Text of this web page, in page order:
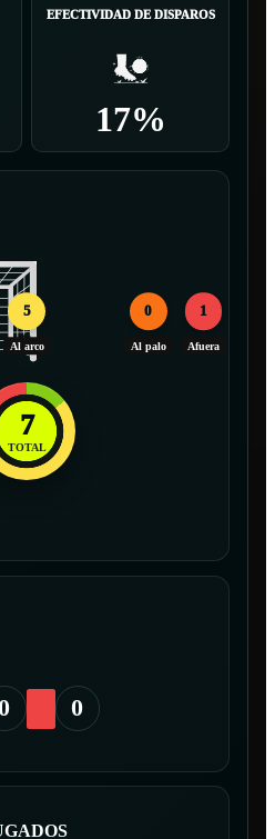
EFECTIVIDAD DE DISPAROS
17%
5
Al arco
0
Al palo
1
Afuera
7
TOTAL
0